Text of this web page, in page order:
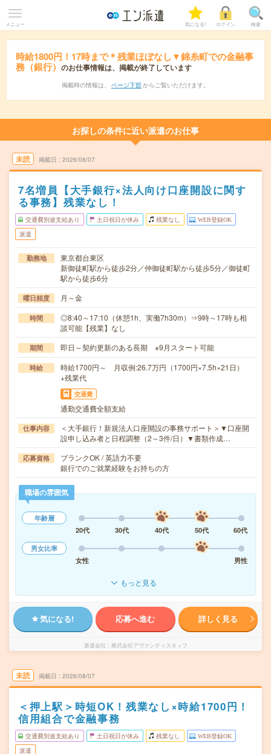
メニュー 気になる! ログイン 検索
時給1800円！17時まで＊残業ほぼなし▼錦糸町での金融事
務（銀行） のお仕事情報は、掲載が終了しています
掲載時の情報は、 ページ下部 からご覧いただけます。
お探しの条件に近い派遣のお仕事
未読 掲載日 2026/08/07
7名増員【大手銀行×法人向け口座開設に関す
る事務】残業なし！
交通費別途支給あり 土日祝日が休み 残業なし WEB登録OK
派遣
勤務地
東京都台東区
新御徒町駅から徒歩2分／仲御徒町駅から徒歩5分／御徒町
駅から徒歩6分
曜日頻度 月～金
時間
◎8:40～17:10（休憩1h、実働7h30m）⇒9時～17時も相
談可能【残業】なし
期間 即日～契約更新のある長期 ※9月スタート可能
時給
時給1700円～ 月収例:26.7万円（1700円×7.5h×21日）
+残業代
交通費
通勤交通費全額支給
仕事内容
＜大手銀行！新規法人口座開設の事務サポート＞▼口座開
設申し込み者と日程調整（2～3件/日）▼書類作成…
応募資格
ブランクOK / 英語力不要
銀行でのご就業経験をお持ちの方
職場の雰囲気
年齢層
20代
30代 40代 50代
60代
男女比率
女性
男性
もっと見る
気になる! 応募へ進む 詳しく見る
派遣会社 株式会社アヴァンティスタッフ
未読 掲載日 2026/08/07
＜押上駅＞時短OK！残業なし×時給1700円！
信用組合で金融事務
交通費別途支給あり 土日祝日が休み 残業なし WEB登録OK
派遣